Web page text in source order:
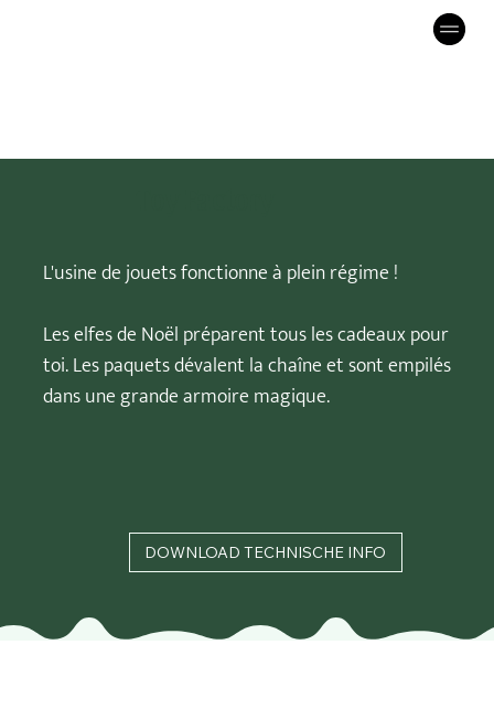
L'usine de jouets fonctionne à plein régime !
Les elfes de Noël préparent tous les cadeaux pour
toi. Les paquets dévalent la chaîne et sont empilés
dans une grande armoire magique.
DOWNLOAD TECHNISCHE INFO